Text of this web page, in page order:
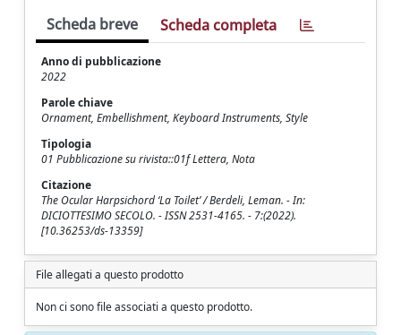
Scheda breve Scheda completa
Anno di pubblicazione
2022
Parole chiave
Ornament, Embellishment, Keyboard Instruments, Style
Tipologia
01 Pubblicazione su rivista::01f Lettera, Nota
Citazione
The Ocular Harpsichord ‘La Toilet’ / Berdeli, Leman. - In:
DICIOTTESIMO SECOLO. - ISSN 2531-4165. - 7:(2022).
[10.36253/ds-13359]
File allegati a questo prodotto
Non ci sono file associati a questo prodotto.